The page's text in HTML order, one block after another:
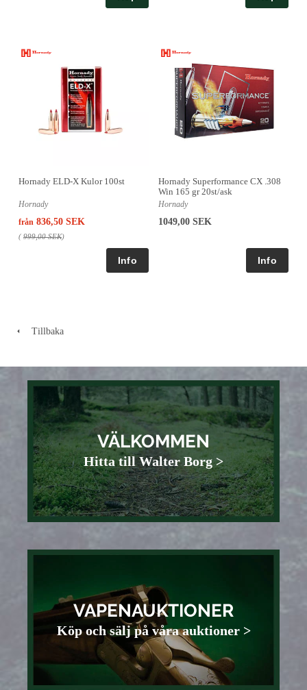
Hornady ELD-X Kulor 100st
Hornady
från 836,50 SEK
( 999,00 SEK)
Hornady Superformance CX .308
Win 165 gr 20st/ask
Hornady
1049,00 SEK
Tillbaka
VÄLKOMMEN
Hitta till Walter Borg >
VAPENAUKTIONER
Köp och sälj på våra auktioner >